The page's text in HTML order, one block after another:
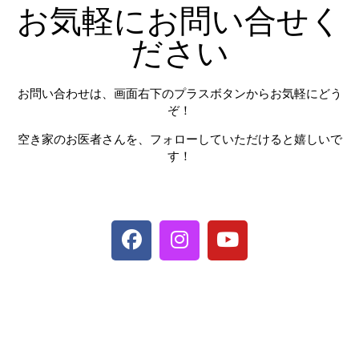
お気軽にお問い合せく
ださい
お問い合わせは、画面右下のプラスボタンからお気軽にどう
ぞ！
空き家のお医者さんを、フォローしていただけると嬉しいで
す！